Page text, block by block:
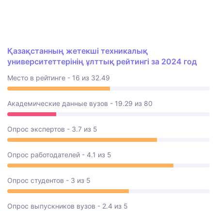
Қазақстанның жетекші техникалық
университеттерінің ұлттық рейтингі за 2024 год
Место в рейтинге - 16 из 32.49
Академические данные вузов - 19.29 из 80
Опрос экспертов - 3.7 из 5
Опрос работодателей - 4.1 из 5
Опрос студентов - 3 из 5
Опрос выпускников вузов - 2.4 из 5